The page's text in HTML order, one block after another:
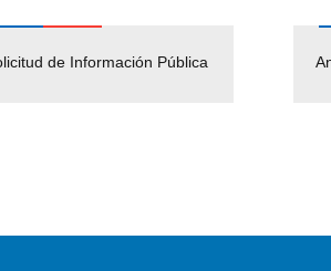
de Información PúblicaEmpleos Públicos